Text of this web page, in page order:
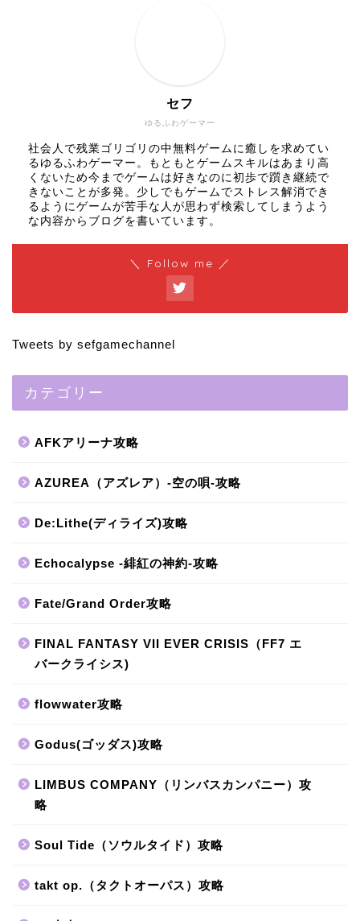
ゆるふわゲーマー
セフ
社会人で残業ゴリゴリの中無料ゲームに癒しを求めてい
るゆるふわゲーマー。もともとゲームスキルはあまり高
くないため今までゲームは好きなのに初歩で躓き継続で
きないことが多発。少しでもゲームでストレス解消でき
るようにゲームが苦手な人が思わず検索してしまうよう
な内容からブログを書いています。
＼ Follow me ／
Tweets by sefgamechannel
カテゴリー
AFKアリーナ攻略
AZUREA（アズレア）-空の唄-攻略
De:Lithe(ディライズ)攻略
Echocalypse -緋紅の神約-攻略
Fate/Grand Order攻略
FINAL FANTASY VII EVER CRISIS（FF7 エ
バークライシス)
flowwater攻略
Godus(ゴッダス)攻略
LIMBUS COMPANY（リンバスカンパニー）攻
略
Soul Tide（ソウルタイド）攻略
takt op.（タクトオーパス）攻略